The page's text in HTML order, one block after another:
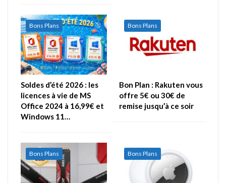
Bons Plans
Soldes d’été 2026 : les
licences à vie de MS
Office 2024 à 16,99€ et
Windows 11…
Bons Plans
Bon Plan : Rakuten vous
offre 5€ ou 30€ de
remise jusqu’à ce soir
Bons Plans Bons Plans